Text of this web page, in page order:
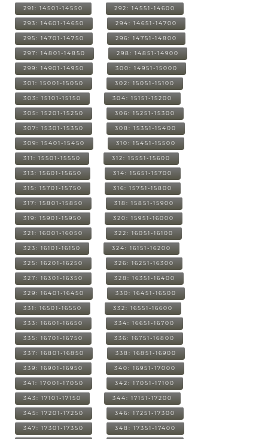
291: 14501-14550 292: 14551-14600
293: 14601-14650 294: 14651-14700
295: 14701-14750 296: 14751-14800
297: 14801-14850 298: 14851-14900
299: 14901-14950 300: 14951-15000
301: 15001-15050 302: 15051-15100
303: 15101-15150 304: 15151-15200
305: 15201-15250 306: 15251-15300
307: 15301-15350 308: 15351-15400
309: 15401-15450 310: 15451-15500
311: 15501-15550 312: 15551-15600
313: 15601-15650 314: 15651-15700
315: 15701-15750 316: 15751-15800
317: 15801-15850 318: 15851-15900
319: 15901-15950 320: 15951-16000
321: 16001-16050 322: 16051-16100
323: 16101-16150 324: 16151-16200
325: 16201-16250 326: 16251-16300
327: 16301-16350 328: 16351-16400
329: 16401-16450 330: 16451-16500
331: 16501-16550 332: 16551-16600
333: 16601-16650 334: 16651-16700
335: 16701-16750 336: 16751-16800
337: 16801-16850 338: 16851-16900
339: 16901-16950 340: 16951-17000
341: 17001-17050 342: 17051-17100
343: 17101-17150 344: 17151-17200
345: 17201-17250 346: 17251-17300
347: 17301-17350 348: 17351-17400